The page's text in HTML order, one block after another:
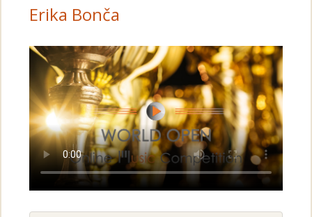
Erika Bonča